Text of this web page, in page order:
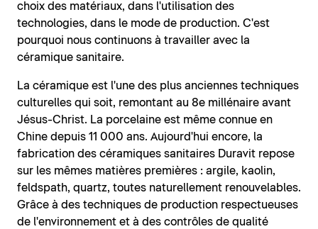
choix des matériaux, dans l'utilisation des
technologies, dans le mode de production. C'est
pourquoi nous continuons à travailler avec la
céramique sanitaire.
La céramique est l'une des plus anciennes techniques
culturelles qui soit, remontant au 8e millénaire avant
Jésus-Christ. La porcelaine est même connue en
Chine depuis 11 000 ans. Aujourd'hui encore, la
fabrication des céramiques sanitaires Duravit repose
sur les mêmes matières premières : argile, kaolin,
feldspath, quartz, toutes naturellement renouvelables.
Grâce à des techniques de production respectueuses
de l'environnement et à des contrôles de qualité